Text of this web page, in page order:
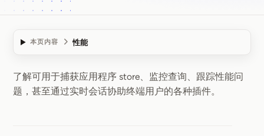
本页内容 性能
Plugins
了解可用于捕获应用程序 store、监控查询、跟踪性能问
题，甚至通过实时会话协助终端用户的各种插件。